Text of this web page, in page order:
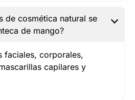
de cosmética natural se
de mango?
faciales, corporales,
capilares y